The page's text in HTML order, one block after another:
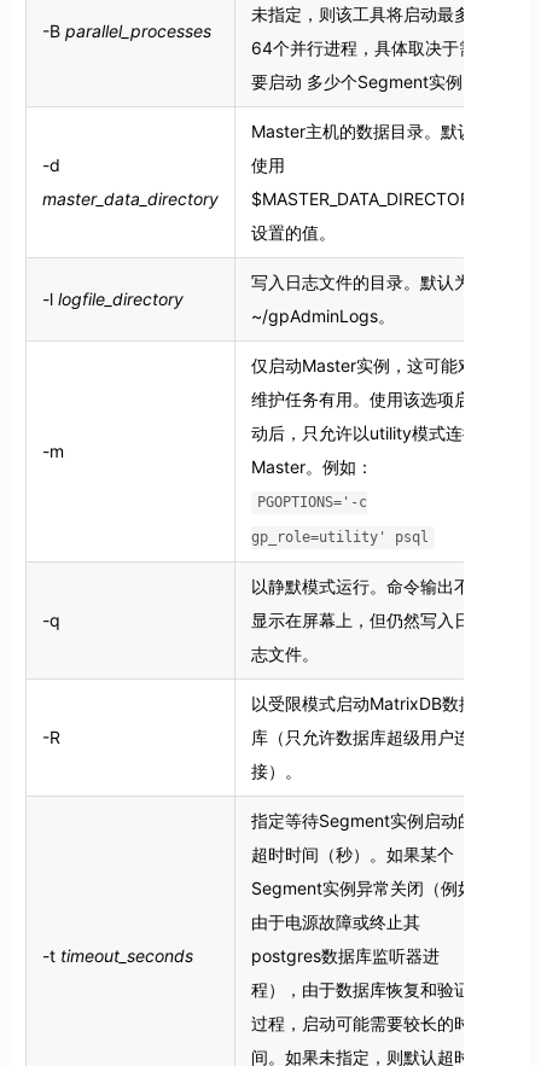
-B parallel_processes
未指定，则该工具将启动最多
64个并行进程，具体取决于需
要启动 多少个Segment实例。
-d
master_data_directory
Master主机的数据目录。默认
使用
$MASTER_DATA_DIRECTORY
设置的值。
-l logfile_directory
写入日志文件的目录。默认为
~/gpAdminLogs。
-m
仅启动Master实例，这可能对
维护任务有用。使用该选项启
动后，只允许以utility模式连接
Master。例如：
PGOPTIONS='-c
gp_role=utility' psql
-q
以静默模式运行。命令输出不
显示在屏幕上，但仍然写入日
志文件。
-R
以受限模式启动MatrixDB数据
库（只允许数据库超级用户连
接）。
-t timeout_seconds
指定等待Segment实例启动的
超时时间（秒）。如果某个
Segment实例异常关闭（例如
由于电源故障或终止其
postgres数据库监听器进
程），由于数据库恢复和验证
过程，启动可能需要较长的时
间。如果未指定，则默认超时